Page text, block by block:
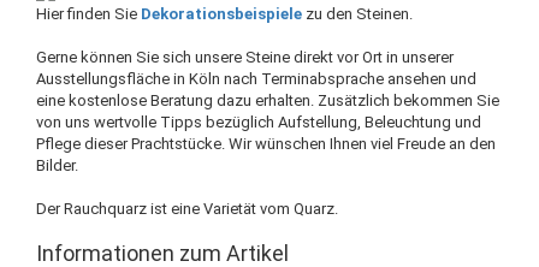
Hier finden Sie Dekorationsbeispiele zu den Steinen.
Gerne können Sie sich unsere Steine direkt vor Ort in unserer
Ausstellungsfläche in Köln nach Terminabsprache ansehen und
eine kostenlose Beratung dazu erhalten. Zusätzlich bekommen Sie
von uns wertvolle Tipps bezüglich Aufstellung, Beleuchtung und
Pflege dieser Prachtstücke. Wir wünschen Ihnen viel Freude an den
Bilder.
Der Rauchquarz ist eine Varietät vom Quarz.
Informationen zum Artikel